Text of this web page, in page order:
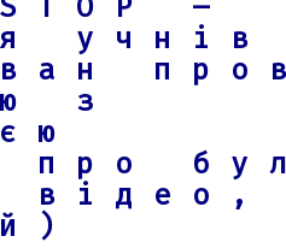
з
про
відео,